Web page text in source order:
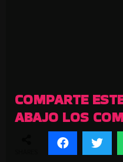
COMPARTE
ABAJO LOS